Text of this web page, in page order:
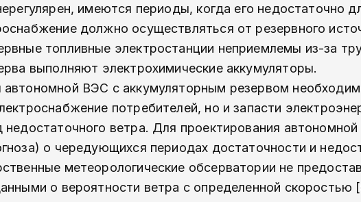
имеются периоды, когда его недостаточно
должно осуществляться от резервного
топливные электростанции неприемлемы из-за
выполняют электрохимические аккумуляторы.
ВЭС с аккумуляторным резервом
потребителей, но и запасти
недостаточного ветра. Для проектирования
о чередующихся периодах достаточности и
метеорологические обсерватории не
о вероятности ветра с определенной скоростью